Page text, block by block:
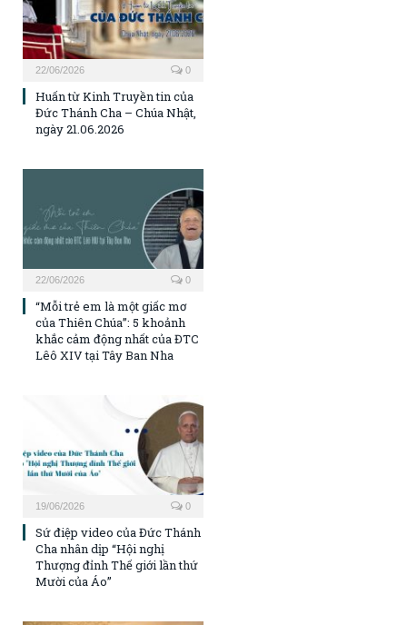
22/06/2026 0
Huấn từ Kinh Truyền tin của
Đức Thánh Cha – Chúa Nhật,
ngày 21.06.2026
22/06/2026 0
“Mỗi trẻ em là một giấc mơ
của Thiên Chúa”: 5 khoảnh
khắc cảm động nhất của ĐTC
Lêô XIV tại Tây Ban Nha
19/06/2026 0
Sứ điệp video của Đức Thánh
Cha nhân dịp “Hội nghị
Thượng đỉnh Thế giới lần thứ
Mười của Áo”